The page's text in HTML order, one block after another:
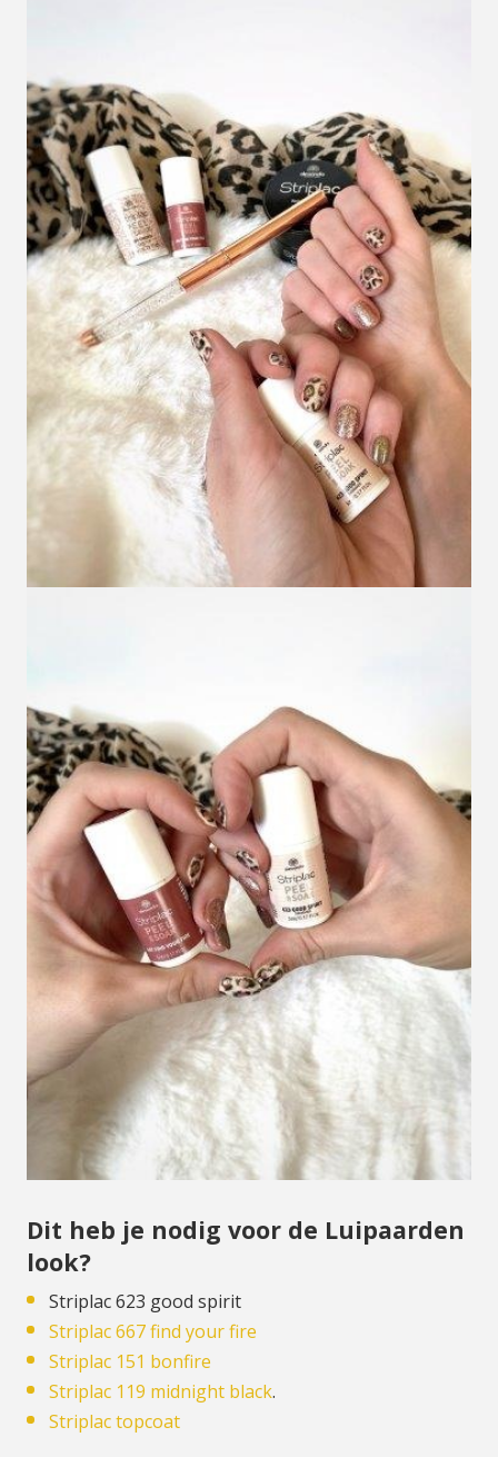
Dit heb je nodig voor de Luipaarden
look?
Striplac 623 good spirit
Striplac 667 find your fire
Striplac 151 bonfire
Striplac 119 midnight black.
Striplac topcoat